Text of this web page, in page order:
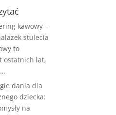
kawowy –
stulecia
to
ostatnich lat,
dania dla
dziecka:
na